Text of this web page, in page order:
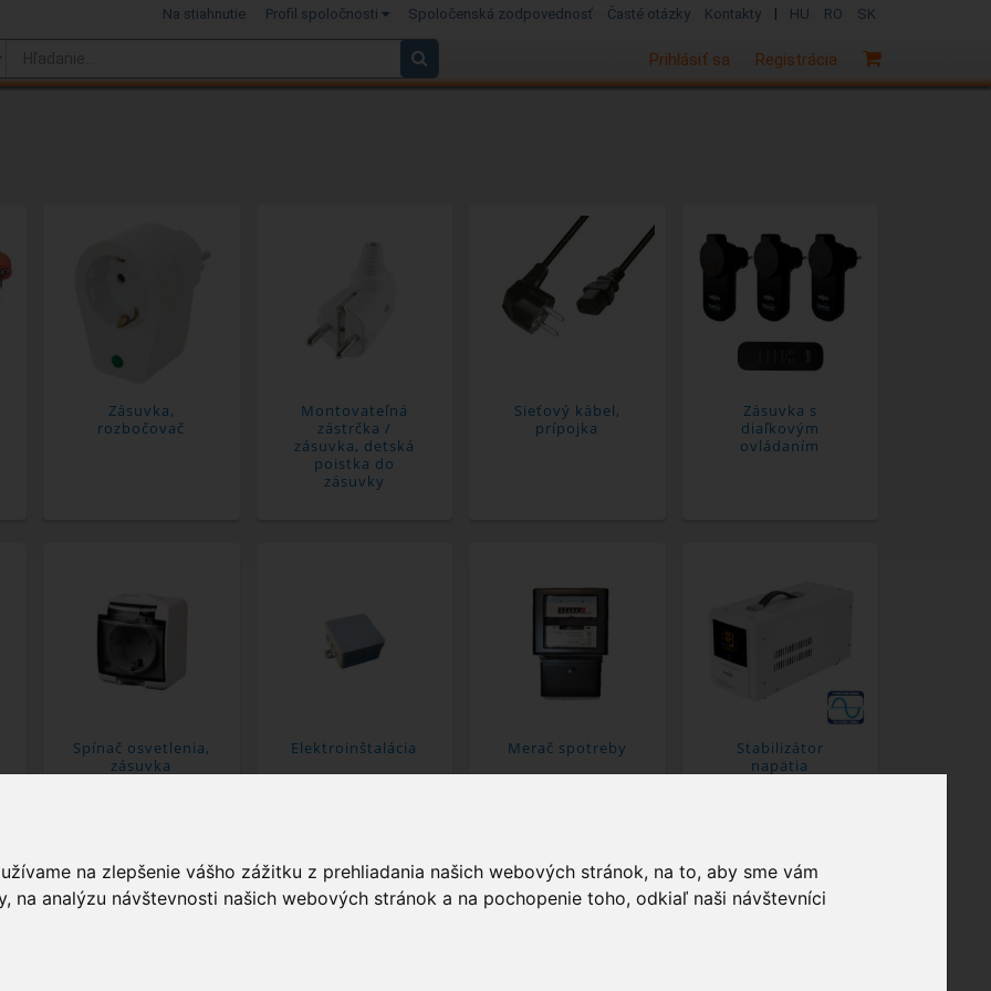
na zlepšenie vášho zážitku z prehliadania našich webových stránok, na to, aby sme vám
na analýzu návštevnosti našich webových stránok a na pochopenie toho, odkiaľ naši návštevníci
Na stiahnutie Profil spoločnosti Spoločenská zodpovednosť Časté otázky Kontakty | HU RO SK
Registrácia
Prihlásiť sa
Zásuvka,
rozbočovač
Montovateľná
zástrčka /
zásuvka, detská
poistka do
zásuvky
Sieťový kábel,
prípojka
Zásuvka s
diaľkovým
ovládaním
Spínač osvetlenia,
zásuvka
Elektroinštalácia Merač spotreby
Stabilizátor
napätia